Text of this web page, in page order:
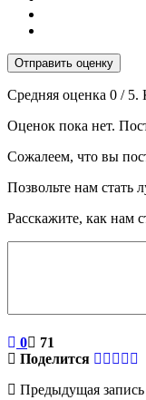
Отправить оценку
Средняя оценка 0 / 5.
Оценок пока нет.
Сожалеем, что вы
Позвольте нам стать
Расскажите, как нам
0
71
Поделится
Предыдущая запись